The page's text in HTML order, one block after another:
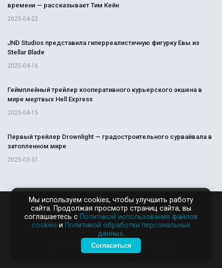
времени — рассказывает Тим Кейн
2025-04-22
JND Studios представила гиперреалистичную фигурку Евы из
Stellar Blade
2025-04-16
Геймплейный трейлер кооперативного курьерского экшена в
мире мертвых Hell Express
2025-04-15
Первый трейлер Drownlight — градостроительного сурвайвала в
затопленном мире
2025-03-31
Мы используем cookies, чтобы улучшить работу
сайта. Продолжая просмотр страниц сайта, вы
соглашаетесь с Политикой использования файлов
cookies и Политикой обработки персональных
данных.
Согласиться
RAMPAGA.RU
Политика обработки персональных данных